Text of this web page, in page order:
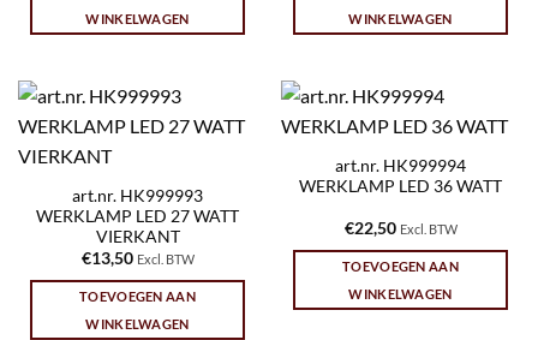
WINKELWAGEN
WINKELWAGEN
art.nr. HK999993
WERKLAMP LED 27 WATT
VIERKANT
€13,50 Excl. BTW
TOEVOEGEN AAN
WINKELWAGEN
art.nr. HK999994
WERKLAMP LED 36 WATT
€22,50 Excl. BTW
TOEVOEGEN AAN
WINKELWAGEN